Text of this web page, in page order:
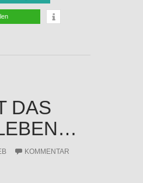
DAS
KOMMENTAR